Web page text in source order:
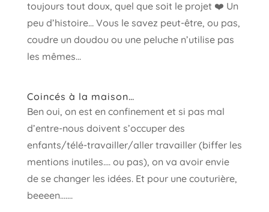
toujours tout doux, quel que soit le projet ❤️ Un
peu d’histoire… Vous le savez peut-être, ou pas,
coudre un doudou ou une peluche n’utilise pas
les mêmes...
Coincés à la maison…
Ben oui, on est en confinement et si pas mal
d’entre-nous doivent s’occuper des
enfants/télé-travailler/aller travailler (biffer les
mentions inutiles…. ou pas), on va avoir envie
de se changer les idées. Et pour une couturière,
beeeen…....